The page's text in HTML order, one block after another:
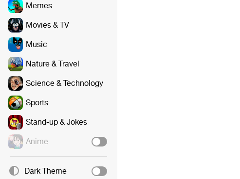
Memes
Movies & TV
Music
Nature & Travel
Science & Technology
Sports
Stand-up & Jokes
Anime
Dark Theme